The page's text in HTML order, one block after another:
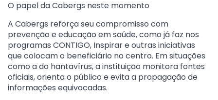
O papel da Cabergs neste momento
A Cabergs reforça seu compromisso com
prevenção e educação em saúde, como já faz nos
programas CONTIGO, Inspirare outras iniciativas
que colocam o beneficiário no centro. Em situações
como a do hantavírus, a instituição monitora fontes
oficiais, orienta o público e evita a propagação de
informações equivocadas.